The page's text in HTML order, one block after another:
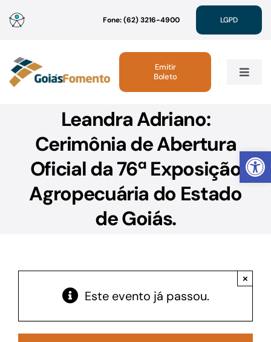
Abrir
para
conteúdo
Fone: (62) 3216-4900 LGPD
Toggle
Institucional
Atendimento
Emitir
Boleto
Leandra Adriano:
Cerimônia de Abertura
Oficial da 76ª Exposição
Agropecuária do Estado
de Goiás.
Este evento já passou.
×